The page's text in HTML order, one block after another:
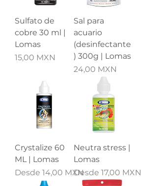
Sulfato de
cobre 30 ml |
Lomas
Precio
15,00 MXN
Sal para
acuario
(desinfectante
) 300g | Lomas
Precio
24,00 MXN
Crystalize 60
ML | Lomas
Desde 14,00 MXN
Precio de oferta
Neutra stress |
Lomas
Desde 17,00 MXN
Precio de oferta